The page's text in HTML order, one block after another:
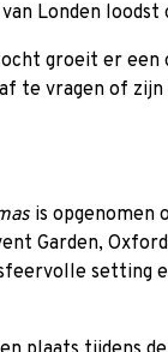
Londen
groeit er een
te vragen of
is opgenomen
Garden,
setting